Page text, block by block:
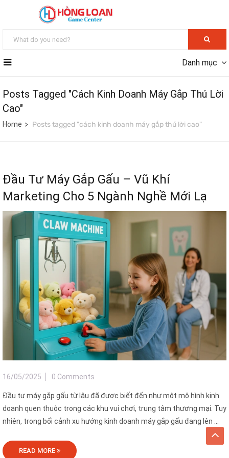
Danh mục
Posts Tagged "cách Kinh Doanh Máy Gắp Thú Lời
Cao"
Home Posts tagged "cách kinh doanh máy gắp thú lời cao"
Đầu Tư Máy Gắp Gấu – Vũ Khí
Marketing Cho 5 Ngành Nghề Mới Lạ
16/05/2025 0 Comments
Đầu tư máy gắp gấu từ lâu đã được biết đến như một mô hình kinh
doanh quen thuộc trong các khu vui chơi, trung tâm thương mại. Tuy
nhiên, trong bối cảnh xu hướng kinh doanh máy gắp gấu đang lên ...
READ MORE